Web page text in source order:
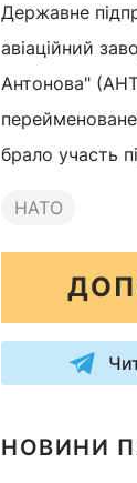
Державне
авіаційний
Антонова"
брало участь
НАТО
НОВИНИ